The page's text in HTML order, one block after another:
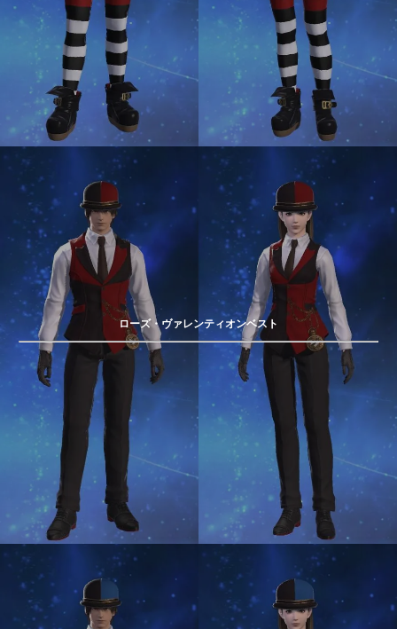
ローズ・ヴァレンティオンベスト